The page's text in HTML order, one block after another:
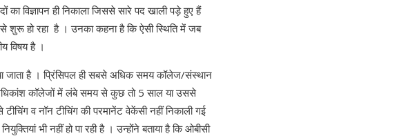
का विज्ञापन ही निकाला जिससे सारे पद खाली पड़े हुए हैं
शुरू हो रहा है । उनका कहना है कि ऐसी स्थिति में जब
विषय है ।
जाता है । प्रिंसिपल ही सबसे अधिक समय कॉलेज/संस्थान
कॉलेजों में लंबे समय से कुछ तो 5 साल या उससे
व नॉन टीचिंग की परमानेंट वेकेंसी नहीं निकाली गई
भी नहीं हो पा रही है । उन्होंने बताया है कि ओबीसी